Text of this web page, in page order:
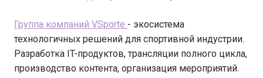
Группа компаний VSporte - экосистема
технологичных решений для спортивной индустрии.
Разработка IT-продуктов, трансляции полного цикла,
производство контента, организация мероприятий.